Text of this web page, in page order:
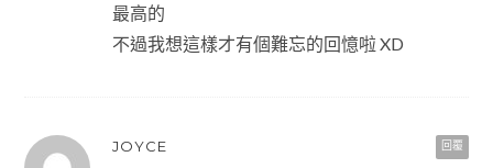
最高的
不過我想這樣才有個難忘的回憶啦 XD
回覆
JOYCE